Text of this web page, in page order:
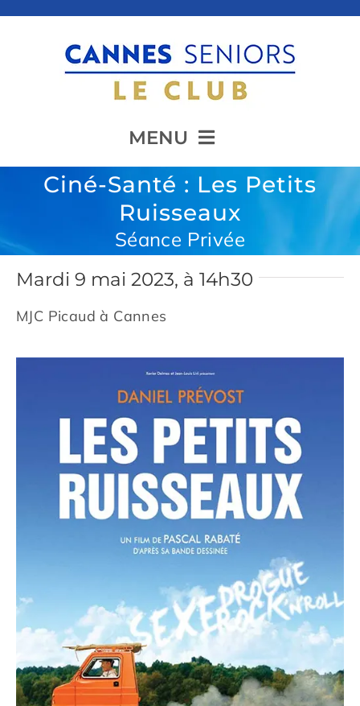
MENU
Accueil
Présentation
Animation
Prévention
Restauration
Actualité
Avantages
Ciné-Santé : Les Petits
Ruisseaux
Séance Privée
Mardi 9 mai 2023, à 14h30
MJC Picaud à Cannes